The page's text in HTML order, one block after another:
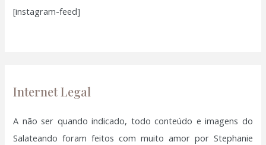
s
r
[instagram-feed]
Internet Legal
A não ser quando indicado, todo conteúdo e imagens do
Salateando foram feitos com muito amor por Stephanie